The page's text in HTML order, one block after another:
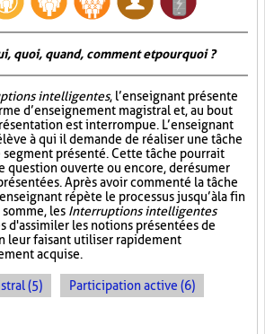
quoi, quand, comment et pourquoi ?
intelligentes, l’enseignant présente
d’enseignement magistral et, au bout
est interrompue. L’enseignant
à qui il demande de réaliser une tâche
présenté. Cette tâche pourrait
question ouverte ou encore, de résumer
Après avoir commenté la tâche
répète le processus jusqu’à la fin
somme, les Interruptions intelligentes
d'assimiler les notions présentées de
leur faisant utiliser rapidement
acquise.
(5) Participation active (6)